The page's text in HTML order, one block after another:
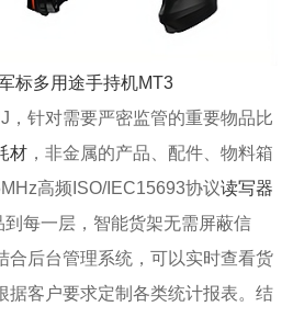
标多用途手持机MT3
，针对需要严密监管的重要物品比
材 ，非金属的产品、配件、物料箱
高频ISO/IEC15693协议读写器
每一层，智能货架无需屏蔽信
合后台管理系统，可以实时查看货
据客户要求定制各类统计报表。结